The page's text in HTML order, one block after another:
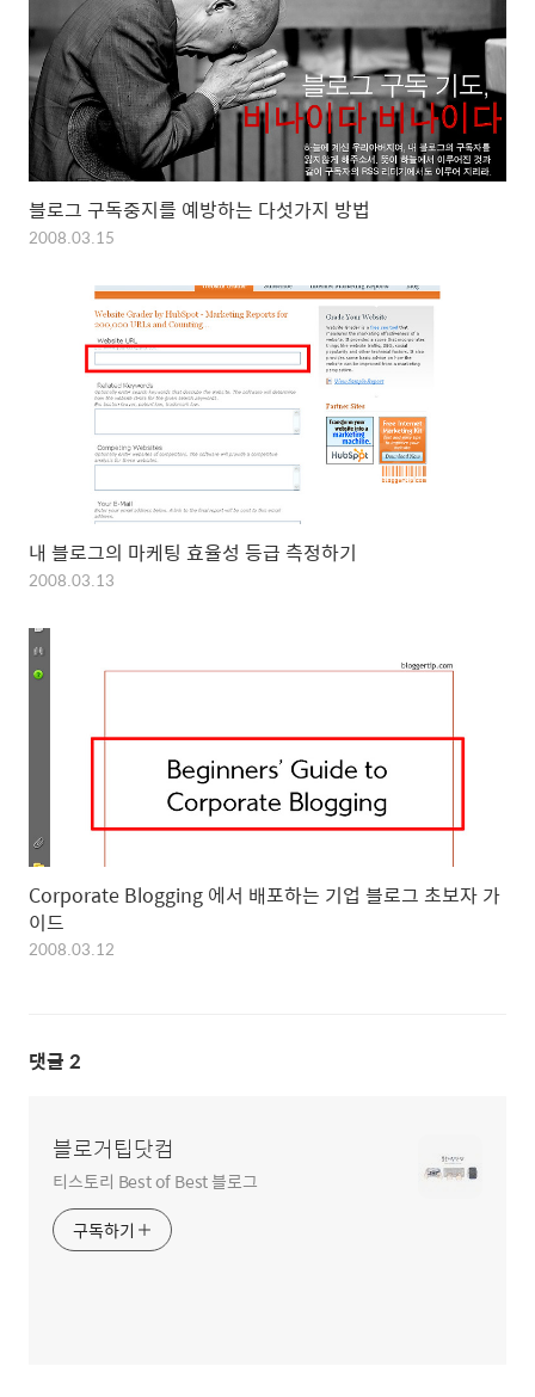
블로그 구독중지를 예방하는 다섯가지 방법
2008.03.15
내 블로그의 마케팅 효율성 등급 측정하기
2008.03.13
Corporate Blogging 에서 배포하는 기업 블로그 초보자 가
이드
2008.03.12
댓글 2
블로거팁닷컴
티스토리 Best of Best 블로그
구독하기